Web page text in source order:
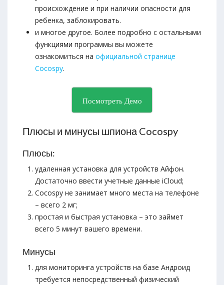
происхождение и при наличии опасности для
ребенка, заблокировать.
и многое другое. Более подробно с остальными
функциями программы вы можете
ознакомиться на официальной странице
Cocospy.
Посмотреть Демо
Плюсы и минусы шпиона Cocospy
Плюсы:
удаленная установка для устройств Айфон.
Достаточно ввести учетные данные iCloud;
Cocospy не занимает много места на телефоне
– всего 2 мг;
простая и быстрая установка – это займет
всего 5 минут вашего времени.
Минусы
для мониторинга устройств на базе Андроид
требуется непосредственный физический